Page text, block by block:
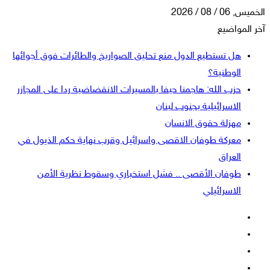
الخميس, 06 / 08 / 2026
آخر المواضيع
هل تستطيع الدول منع تحليق الصواريخ والطائرات فوق أجوائها
الوطنية؟
حزب الله: هاجمنا حيفا بالمسيرات الانقضاضية ردا على المجازر
الاسرائيلية بجنوب لبنان
مهزلة حقوق الانسان
معركة طوفان الاقصى واسرائيل وقرب نهاية حكم الذيول في
العراق
طوفان الأقصى .. فشل استخباري وسقوط نظرية الأمن
الاسرائيلي